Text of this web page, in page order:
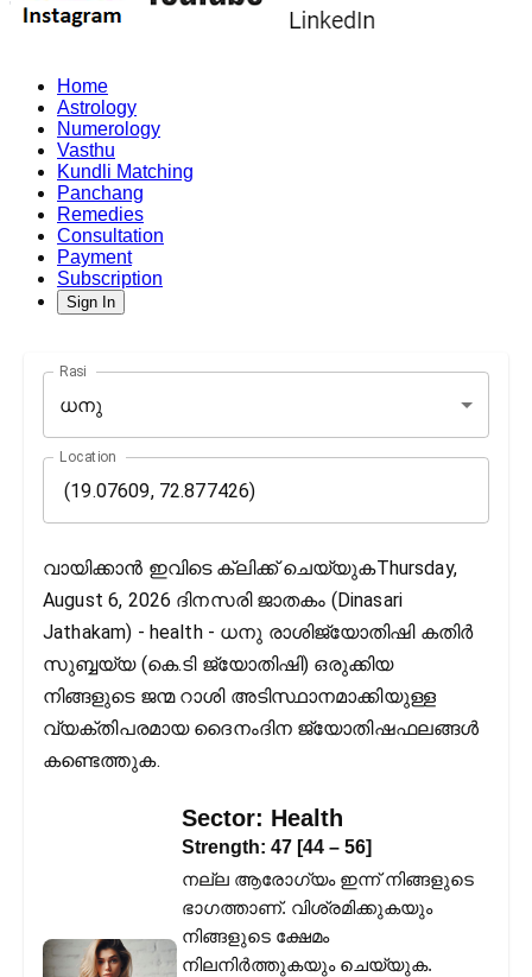
Home
Astrology
Numerology
Vasthu
Kundli Matching
Panchang
Remedies
Consultation
Payment
Subscription
Sign In
Rasi
ധനു
Location
വായിക്കാൻ ഇവിടെ ക്ലിക്ക് ചെയ്യുകThursday,
August 6, 2026 ദിനസരി ജാതകം (Dinasari
Jathakam) - health - ധനു രാശിജ്യോതിഷി കതിര്‍
സുബ്ബയ്യ (കെ.ടി ജ്യോതിഷി) ഒരുക്കിയ
നിങ്ങളുടെ ജന്മ റാശി അടിസ്ഥാനമാക്കിയുള്ള
വ്യക്തിപരമായ ദൈനംദിന ജ്യോതിഷഫലങ്ങള്‍
കണ്ടെത്തുക.
Sector: Health
Strength: 47 [44 – 56]
നല്ല ആരോഗ്യം ഇന്ന് നിങ്ങളുടെ
ഭാഗത്താണ്. വിശ്രമിക്കുകയും
നിങ്ങളുടെ ക്ഷേമം
നിലനിർത്തുകയും ചെയ്യുക.